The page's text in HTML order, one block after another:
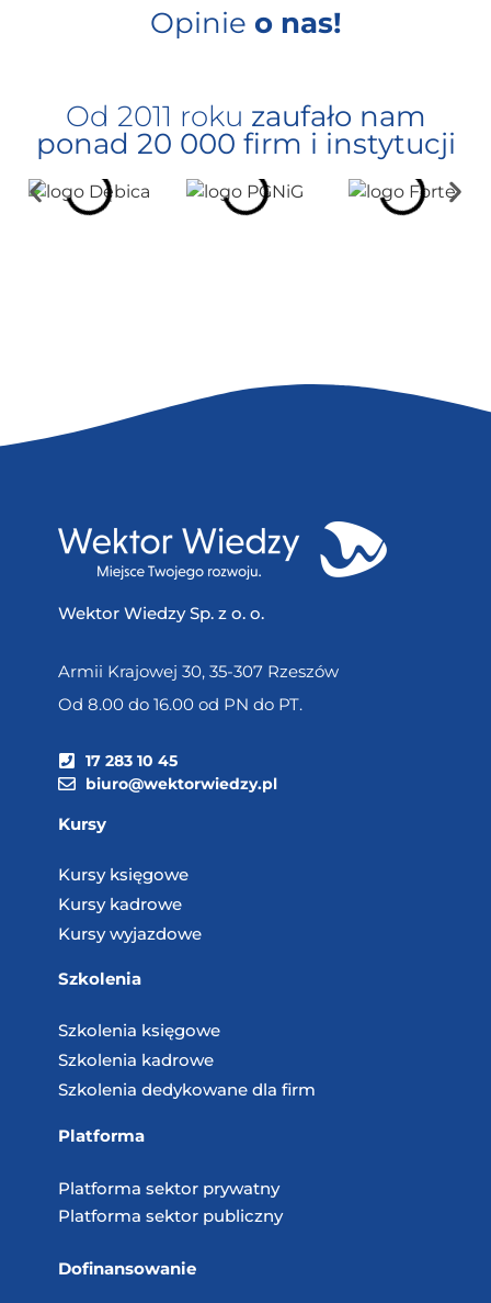
Opinie o nas!
Od 2011 roku zaufało nam
ponad 20 000 firm i instytucji
Wektor Wiedzy Sp. z o. o.
Armii Krajowej 30, 35-307 Rzeszów
Od 8.00 do 16.00 od PN do PT.
17 283 10 45
biuro@wektorwiedzy.pl
Kursy
Kursy księgowe
Kursy kadrowe
Kursy wyjazdowe
Szkolenia
Szkolenia księgowe
Szkolenia kadrowe
Szkolenia dedykowane dla firm
Platforma
Platforma sektor prywatny
Platforma sektor publiczny
Dofinansowanie